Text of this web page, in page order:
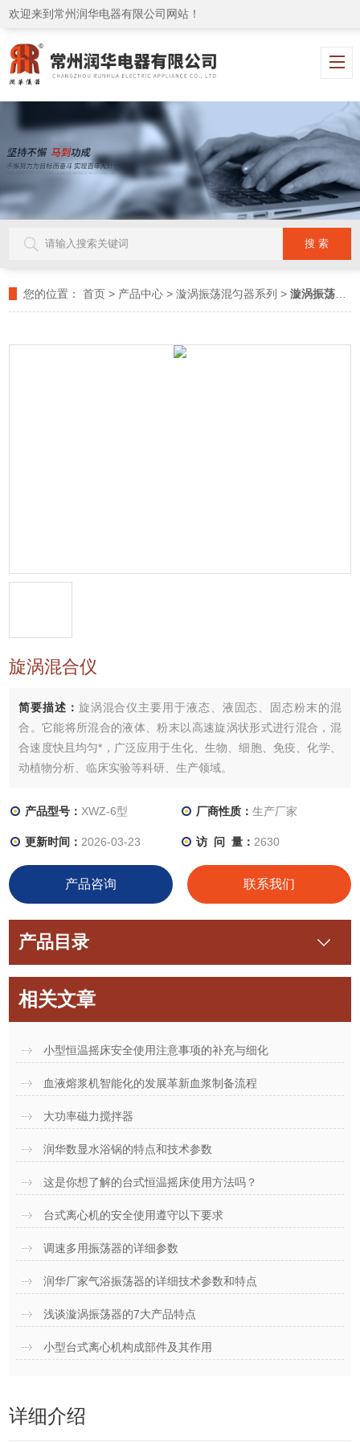
欢迎来到常州润华电器有限公司网站！
您的位置： 首页 > 产品中心 >漩涡振荡混匀器系列 >漩涡振荡混匀器
旋涡混合仪
简要描述： 旋涡混合仪主要用于液态、液固态、固态粉末的混
合。它能将所混合的液体、粉末以高速旋涡状形式进行混合，混
合速度快且均匀*，广泛应用于生化、生物、细胞、免疫、化学、
动植物分析、临床实验等科研、生产领域。
产品型号： XWZ-6型 厂商性质： 生产厂家
更新时间： 2026-03-23 访 问 量： 2630
产品咨询 联系我们
产品目录
相关文章
小型恒温摇床安全使用注意事项的补充与细化
血液熔浆机智能化的发展革新血浆制备流程
大功率磁力搅拌器
润华数显水浴锅的特点和技术参数
这是你想了解的台式恒温摇床使用方法吗？
台式离心机的安全使用遵守以下要求
调速多用振荡器的详细参数
润华厂家气浴振荡器的详细技术参数和特点
浅谈漩涡振荡器的7大产品特点
小型台式离心机构成部件及其作用
详细介绍